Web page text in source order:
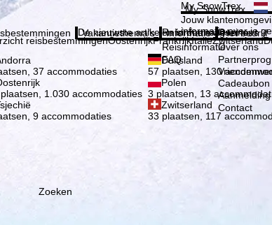
My SnowTrex
My SnowTrex
Jouw
informatie over je
reisbestemmingenOostenrijkFrankrijkItaliëZwitserland
37 accommodaties
Duitsland
57 plaatsen, 130
1.030 accommodaties
Polen
3 plaatsen, 13
9 accommodaties
Zwitserland
33 plaatsen, 117
Vakantiethema's
De nieuwste artikelen in ons magazine
Informatie
Reisinformatie
Reisinformatie
FAQ
Het bedrijf
Over ons
Over ons
Cadeaubon
Contact
Zoeken